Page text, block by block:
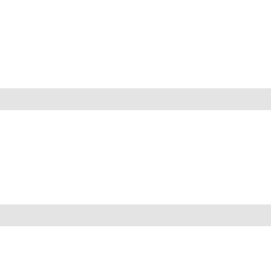
از منظری متناسب با زمینه تاریخی و فلسفی خود
مطالعه تاریخ اندیشه و پرسش‌های زنده فلسفی ارتباط
به چه کسانی پیشنهاد می‌شود؟
فکری توجه کنید. اگر از آثاری لذت می‌برید که تاریخ
پربار برایتان فراهم کند.
می‌کنند. این کتاب برای مطالعه‌کنندگان جدی فلسفه و
اخلاق، روش علمی و آزادی فردی فراهم می‌آورد.